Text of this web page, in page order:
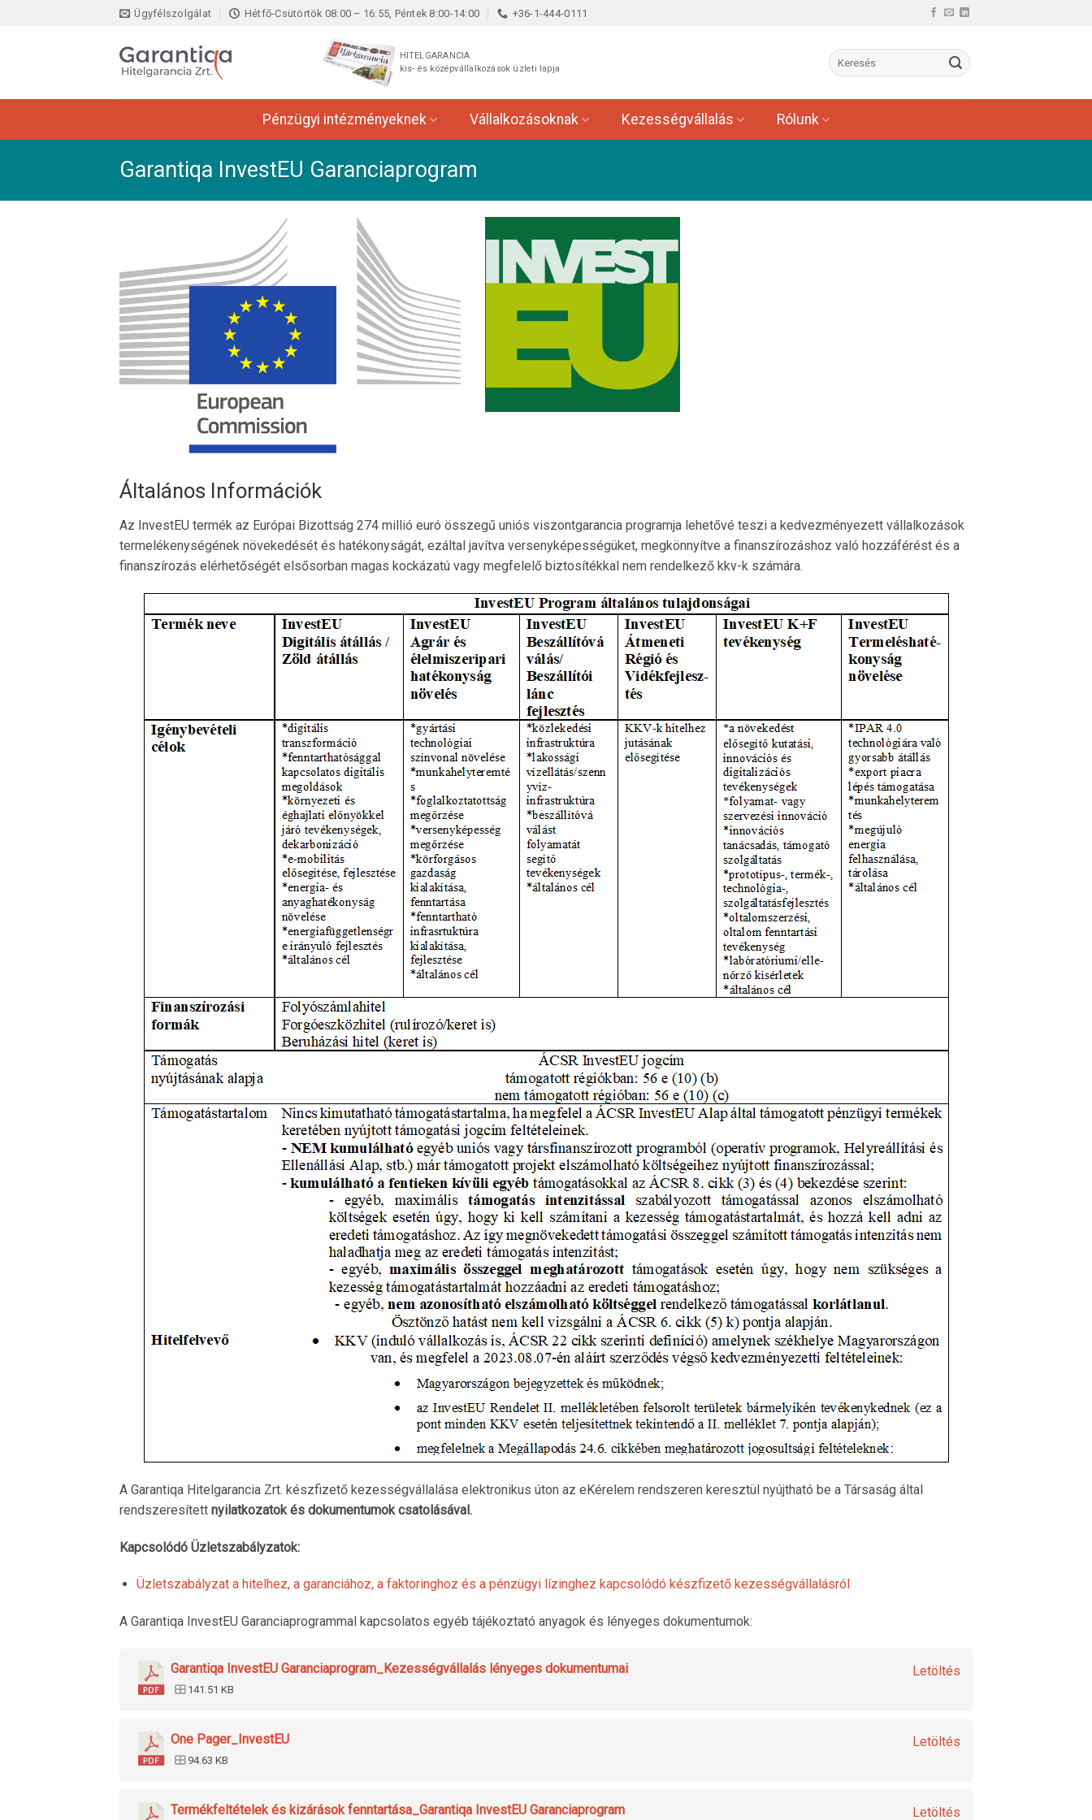
Ügyfélszolgálat Hétfő-Csütörtök 08:00 – 16:55, Péntek 8:00-14:00 +36-1-444-0111
HITELGARANCIA
kis- és középvállalkozások üzleti lapja
Pénzügyi intézményeknek Vállalkozásoknak Kezességvállalás Rólunk
Garantiqa InvestEU Garanciaprogram
Általános Információk
Az InvestEU termék az Európai Bizottság 274 millió euró összegű uniós viszontgarancia programja lehetővé teszi a kedvezményezett vállalkozások
termelékenységének növekedését és hatékonyságát, ezáltal javítva versenyképességüket, megkönnyítve a finanszírozáshoz való hozzáférést és a
finanszírozás elérhetőségét elsősorban magas kockázatú vagy megfelelő biztosítékkal nem rendelkező kkv-k számára.
A Garantiqa Hitelgarancia Zrt. készfizető kezességvállalása elektronikus úton az eKérelem rendszeren keresztül nyújtható be a Társaság által
rendszeresített nyilatkozatok és dokumentumok csatolásával.
Kapcsolódó Üzletszabályzatok:
Üzletszabályzat a hitelhez, a garanciához, a faktoringhoz és a pénzügyi lízinghez kapcsolódó készfizető kezességvállalásról
A Garantiqa InvestEU Garanciaprogrammal kapcsolatos egyéb tájékoztató anyagok és lényeges dokumentumok:
Letöltés
Garantiqa InvestEU Garanciaprogram_Kezességvállalás lényeges dokumentumai
141.51 KB
Letöltés
One Pager_InvestEU
94.63 KB
Letöltés
Termékfeltételek és kizárások fenntartása_Garantiqa InvestEU Garanciaprogram